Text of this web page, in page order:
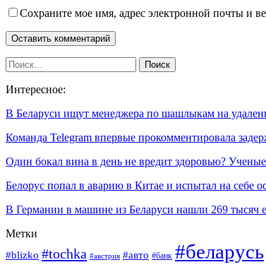
Сохраните мое имя, адрес электронной почты и
Интересное:
В Беларуси ищут менеджера по шашлыкам на
Команда Telegram впервые прокомментировала
Один бокал вина в день не вредит здоровью?
Белорус попал в аварию в Китае и испытал на себе
В Германии в машине из Беларуси нашли 269 тысяч
Метки
#blizko #tochka #австрия #авто #банк #беларусь